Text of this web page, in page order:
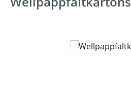
Ignorer la galerie d'images